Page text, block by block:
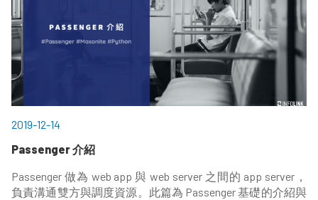
2019-12-14
Passenger 介紹
Passenger 做為 web app 與 web server 之間的 app server，
負責溝通雙方與調度資源。此篇為 Passenger 基礎的介紹與